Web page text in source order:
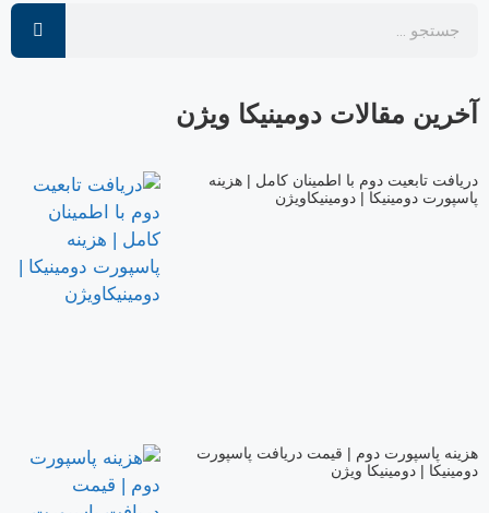
آخرین مقالات دومینیکا ویژن
دریافت تابعیت دوم با اطمینان کامل | هزینه
پاسپورت دومینیکا | دومینیکاویژن
هزینه پاسپورت دوم | قیمت دریافت پاسپورت
دومینیکا | دومینیکا ویژن